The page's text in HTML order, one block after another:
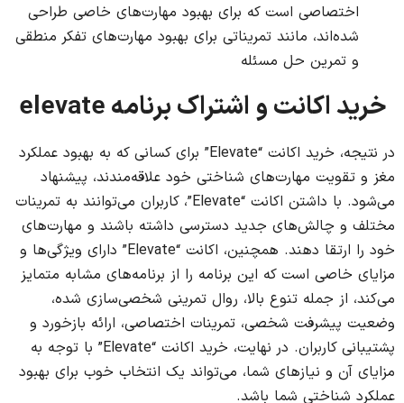
اختصاصی است که برای بهبود مهارت‌های خاصی طراحی
شده‌اند، مانند تمریناتی برای بهبود مهارت‌های تفکر منطقی
و تمرین حل مسئله
خرید اکانت و اشتراک برنامه elevate
در نتیجه، خرید اکانت “Elevate” برای کسانی که به بهبود عملکرد
مغز و تقویت مهارت‌های شناختی خود علاقه‌مندند، پیشنهاد
می‌شود. با داشتن اکانت “Elevate”، کاربران می‌توانند به تمرینات
مختلف و چالش‌های جدید دسترسی داشته باشند و مهارت‌های
خود را ارتقا دهند. همچنین، اکانت “Elevate” دارای ویژگی‌ها و
مزایای خاصی است که این برنامه را از برنامه‌های مشابه متمایز
می‌کند، از جمله تنوع بالا، روال تمرینی شخصی‌سازی شده،
وضعیت پیشرفت شخصی، تمرینات اختصاصی، ارائه بازخورد و
پشتیبانی کاربران. در نهایت، خرید اکانت “Elevate” با توجه به
مزایای آن و نیازهای شما، می‌تواند یک انتخاب خوب برای بهبود
عملکرد شناختی شما باشد.